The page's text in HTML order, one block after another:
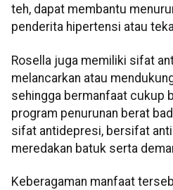
teh, dapat membantu
penderita hipertensi atau
Rosella juga memiliki sifat
melancarkan atau
sehingga bermanfaat cukup
program penurunan berat
sifat antidepresi, bersifat
meredakan batuk serta
Keberagaman manfaat